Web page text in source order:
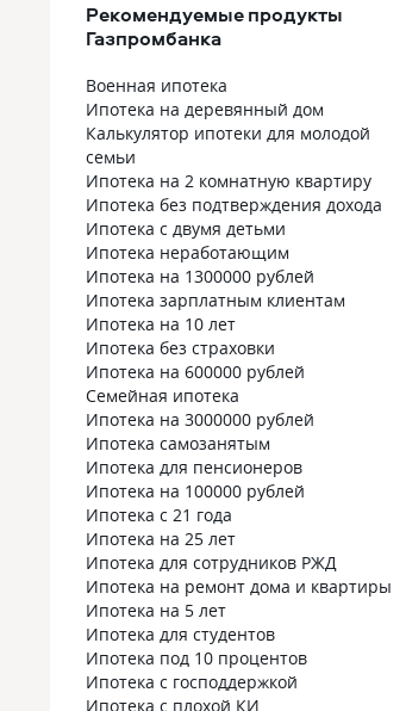
Рекомендуемые продукты
Газпромбанка
Военная ипотека
Ипотека на деревянный дом
Калькулятор ипотеки для молодой
семьи
Ипотека на 2 комнатную квартиру
Ипотека без подтверждения дохода
Ипотека с двумя детьми
Ипотека неработающим
Ипотека на 1300000 рублей
Ипотека зарплатным клиентам
Ипотека на 10 лет
Ипотека без страховки
Ипотека на 600000 рублей
Семейная ипотека
Ипотека на 3000000 рублей
Ипотека самозанятым
Ипотека для пенсионеров
Ипотека на 100000 рублей
Ипотека с 21 года
Ипотека на 25 лет
Ипотека для сотрудников РЖД
Ипотека на ремонт дома и квартиры
Ипотека на 5 лет
Ипотека для студентов
Ипотека под 10 процентов
Ипотека с господдержкой
Ипотека с плохой КИ